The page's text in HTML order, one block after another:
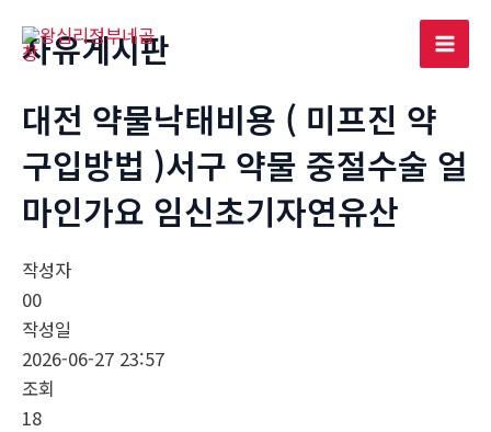
Main
자유게시판
대전 약물낙태비용 ( 미프진 약
구입방법 )서구 약물 중절수술 얼
마인가요 임신초기자연유산
작성자
00
작성일
2026-06-27 23:57
조회
18